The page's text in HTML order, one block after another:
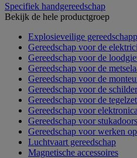
Specifiek handgereedschap
Bekijk de hele productgroep
Explosieveilige
Gereedschap voor de
Gereedschap voor de
Gereedschap voor de
Gereedschap voor de
Gereedschap voor de schilder
Gereedschap voor de
Gereedschap voor elektronica
Gereedschap voor stukadoors
Gereedschap voor werken
Luchtvaart gereedschap
Magnetische accessoires